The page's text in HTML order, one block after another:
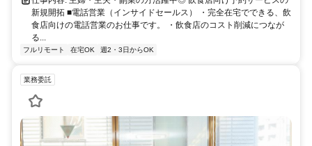
新規開拓 ■電話営業（インサイドセールス） ・完全在宅でできる、飲
食店向けの電話営業のお仕事です。 ・飲食店のコスト削減につなが
る...
フルリモート 在宅OK 週2・3日からOK
業務委託